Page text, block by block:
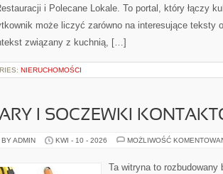
i Polecane Lokale. To portal, który łączy
może liczyć zarówno na interesujące teksty
związany z kuchnią, […]
NIERUCHOMOŚCI
I SOCZEWKI
ADMIN KWI - 10 - 2026 MOŻLIWOŚĆ
Ta witryna to